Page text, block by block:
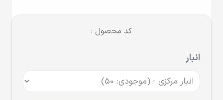
کد محصول :
انبار